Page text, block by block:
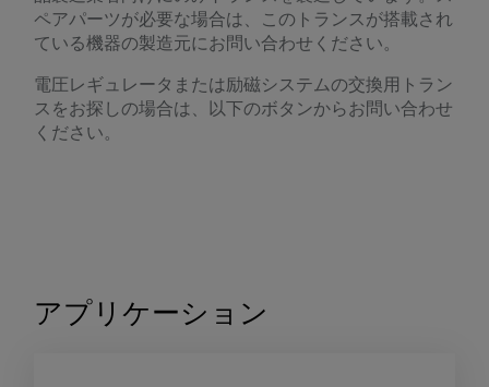
ペアパーツが必要な場合は、このトランスが搭載され
ている機器の製造元にお問い合わせください。
電圧レギュレータまたは励磁システムの交換用トラン
スをお探しの場合は、以下のボタンからお問い合わせ
ください。
アプリケーション